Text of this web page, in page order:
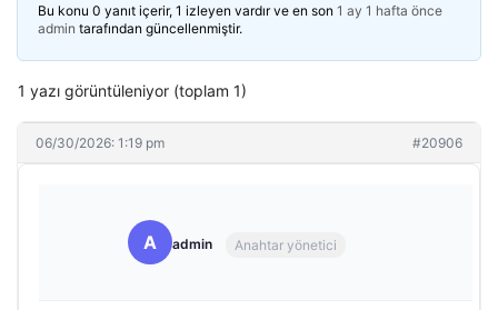
Bu konu 0 yanıt içerir, 1 izleyen vardır ve en son 1 ay 1 hafta önce
admin tarafından güncellenmiştir.
1 yazı görüntüleniyor (toplam 1)
06/30/2026: 1:19 pm #20906
A admin Anahtar yönetici